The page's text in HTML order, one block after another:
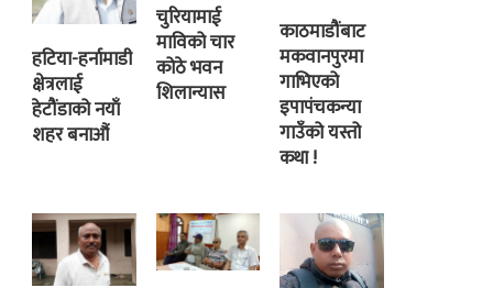
हटिया-हर्नामाडी
क्षेत्रलाई
हेटौंडाको नयाँ
शहर बनाऔं
चुरियामाई
माविको चार
कोठे भवन
शिलान्यास
काठमाडौंबाट
मकवानपुरमा
गाभिएको
इपापंचकन्या
गाउँको यस्तो
कथा !